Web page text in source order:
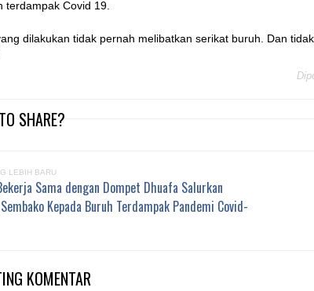
terdampak Covid 19.
dilakukan tidak pernah melibatkan serikat buruh. Dan
SHARE?
LEBIH BARU
Sama dengan Dompet Dhuafa Salurkan
Kepada Buruh Terdampak Pandemi Covid-
KOMENTAR